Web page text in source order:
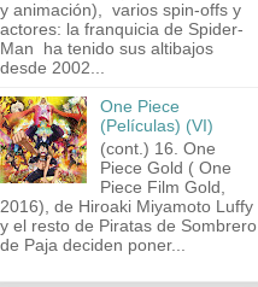
y animación), varios spin-offs y
actores: la franquicia de Spider-
Man ha tenido sus altibajos
desde 2002...
One Piece
(Películas) (VI)
(cont.) 16. One
Piece Gold ( One
Piece Film Gold,
2016), de Hiroaki Miyamoto Luffy
y el resto de Piratas de Sombrero
de Paja deciden poner...